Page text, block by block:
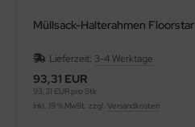
Müllsack-Halterahmen Floorstar
Lieferzeit: 3-4 Werktage
93,31 EUR
93,31 EUR pro Stk.
inkl. 19 % MwSt. zzgl. Versandkosten